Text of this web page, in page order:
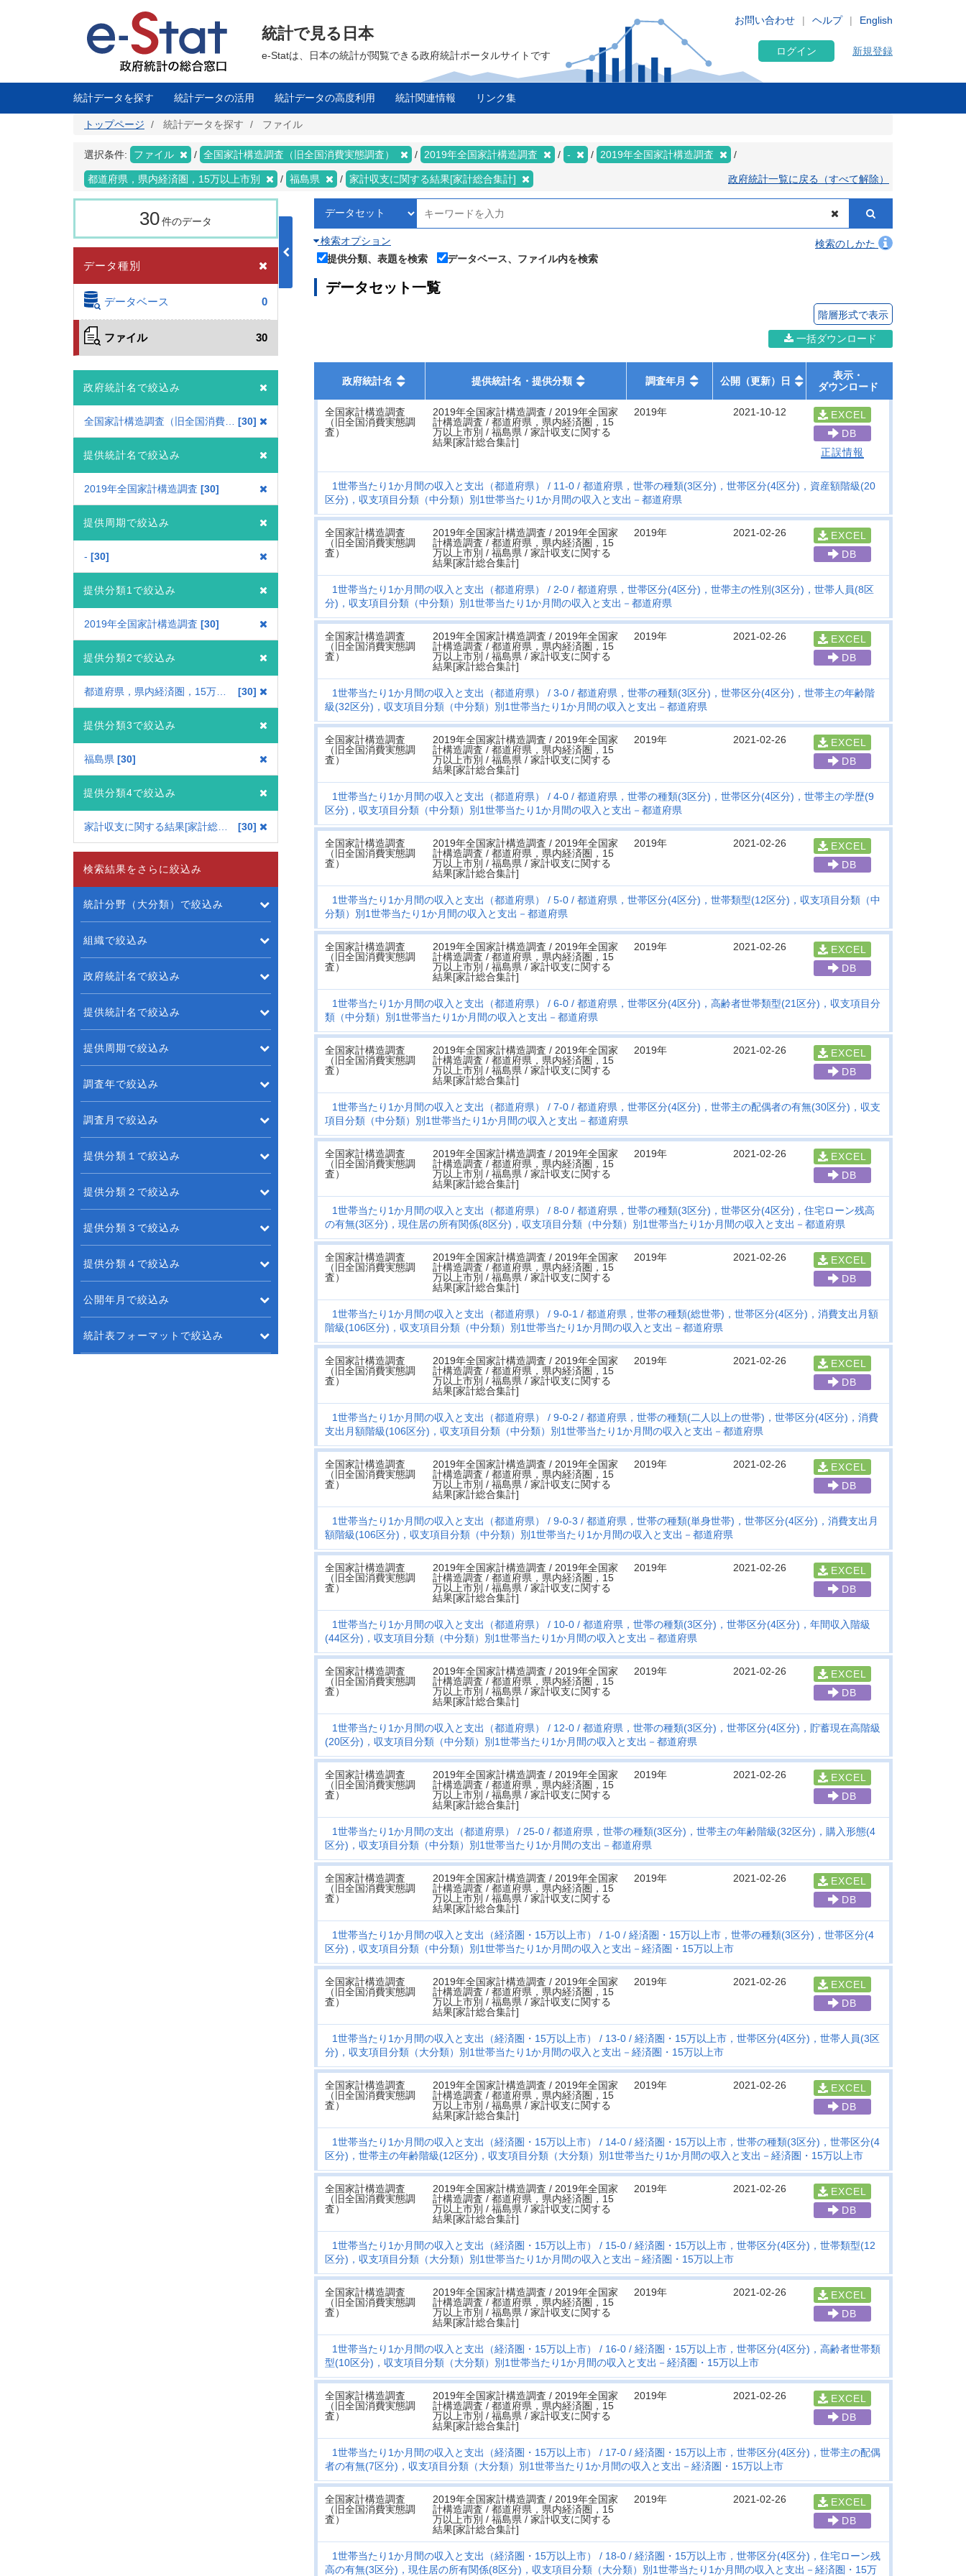
に
English
お問い合わせ ヘルプ
統計で見る日本
e-Statは、日本の統計が閲覧できる政府統計ポータルサイトです ログイン 新規登録
統計データを探す 統計データの活用 統計データの高度利用 統計関連情報 リンク集
トップページ 統計データを探す ファイル
選択条件: ファイル 全国家計構造調査（旧全国消費実態調査） 2019年全国家計構造調査 - 2019年全国家計構造調査
都道府県，県内経済圏，15万以上市別 福島県 家計収支に関する結果[家計総合集計] 政府統計一覧に戻る（すべて解除）
30件のデータ
データ種別
データベース 0
ファイル 30
政府統計名で絞込み
30
提供統計名で絞込み
2019年全国家計構造調査 30
提供周期で絞込み
- 30
提供分類1で絞込み
2019年全国家計構造調査 30
提供分類2で絞込み
30
提供分類3で絞込み
福島県 30
提供分類4で絞込み
30
検索オプション
検索のしかた
提供分類、表題を検索
データベース、ファイル内を検索
データセット一覧
階層形式で表示
一括ダウンロード
政府統計名 提供統計名・提供分類 調査年月 公開（更新）日
表示・
ダウンロード
全国家計構造調査
（旧全国消費実態調
査）
2019年全国家計構造調査 / 2019年全国家
計構造調査 / 都道府県，県内経済圏，15
万以上市別 / 福島県 / 家計収支に関する
結果[家計総合集計]
2019年 2021-10-12
EXCEL
DB
正誤情報
1世帯当たり1か月間の収入と支出（都道府県） 11-0
都道府県，世帯の種類(3区分)，世帯区分(4区分)，資産額階級(20
区分)，収支項目分類（中分類）別1世帯当たり1か月間の収入と支出－都道府県
全国家計構造調査
（旧全国消費実態調
査）
2019年全国家計構造調査 / 2019年全国家
計構造調査 / 都道府県，県内経済圏，15
万以上市別 / 福島県 / 家計収支に関する
結果[家計総合集計]
2019年 2021-02-26
EXCEL
DB
1世帯当たり1か月間の収入と支出（都道府県） 2-0
都道府県，世帯区分(4区分)，世帯主の性別(3区分)，世帯人員(8区
分)，収支項目分類（中分類）別1世帯当たり1か月間の収入と支出－都道府県
全国家計構造調査
（旧全国消費実態調
査）
2019年全国家計構造調査 / 2019年全国家
計構造調査 / 都道府県，県内経済圏，15
万以上市別 / 福島県 / 家計収支に関する
結果[家計総合集計]
2019年 2021-02-26
EXCEL
DB
1世帯当たり1か月間の収入と支出（都道府県） 3-0
都道府県，世帯の種類(3区分)，世帯区分(4区分)，世帯主の年齢階
級(32区分)，収支項目分類（中分類）別1世帯当たり1か月間の収入と支出－都道府県
全国家計構造調査
（旧全国消費実態調
査）
2019年全国家計構造調査 / 2019年全国家
計構造調査 / 都道府県，県内経済圏，15
万以上市別 / 福島県 / 家計収支に関する
結果[家計総合集計]
2019年 2021-02-26
EXCEL
DB
1世帯当たり1か月間の収入と支出（都道府県） 4-0
都道府県，世帯の種類(3区分)，世帯区分(4区分)，世帯主の学歴(9
区分)，収支項目分類（中分類）別1世帯当たり1か月間の収入と支出－都道府県
全国家計構造調査
（旧全国消費実態調
査）
2019年全国家計構造調査 / 2019年全国家
計構造調査 / 都道府県，県内経済圏，15
万以上市別 / 福島県 / 家計収支に関する
結果[家計総合集計]
2019年 2021-02-26
EXCEL
DB
1世帯当たり1か月間の収入と支出（都道府県） 5-0
都道府県，世帯区分(4区分)，世帯類型(12区分)，収支項目分類（中
分類）別1世帯当たり1か月間の収入と支出－都道府県
全国家計構造調査
（旧全国消費実態調
査）
2019年全国家計構造調査 / 2019年全国家
計構造調査 / 都道府県，県内経済圏，15
万以上市別 / 福島県 / 家計収支に関する
結果[家計総合集計]
2019年 2021-02-26
EXCEL
DB
1世帯当たり1か月間の収入と支出（都道府県） 6-0
都道府県，世帯区分(4区分)，高齢者世帯類型(21区分)，収支項目分
類（中分類）別1世帯当たり1か月間の収入と支出－都道府県
全国家計構造調査
（旧全国消費実態調
査）
2019年全国家計構造調査 / 2019年全国家
計構造調査 / 都道府県，県内経済圏，15
万以上市別 / 福島県 / 家計収支に関する
結果[家計総合集計]
2019年 2021-02-26
EXCEL
DB
1世帯当たり1か月間の収入と支出（都道府県） 7-0
都道府県，世帯区分(4区分)，世帯主の配偶者の有無(30区分)，収支
項目分類（中分類）別1世帯当たり1か月間の収入と支出－都道府県
全国家計構造調査
（旧全国消費実態調
査）
2019年全国家計構造調査 / 2019年全国家
計構造調査 / 都道府県，県内経済圏，15
万以上市別 / 福島県 / 家計収支に関する
結果[家計総合集計]
2019年 2021-02-26
EXCEL
DB
1世帯当たり1か月間の収入と支出（都道府県） 8-0
都道府県，世帯の種類(3区分)，世帯区分(4区分)，住宅ローン残高
の有無(3区分)，現住居の所有関係(8区分)，収支項目分類（中分類）別1世帯当たり1か月間の収入と支出－都道府県
全国家計構造調査
（旧全国消費実態調
査）
2019年全国家計構造調査 / 2019年全国家
計構造調査 / 都道府県，県内経済圏，15
万以上市別 / 福島県 / 家計収支に関する
結果[家計総合集計]
2019年 2021-02-26
EXCEL
DB
1世帯当たり1か月間の収入と支出（都道府県） 9-0-1
都道府県，世帯の種類(総世帯)，世帯区分(4区分)，消費支出月額
階級(106区分)，収支項目分類（中分類）別1世帯当たり1か月間の収入と支出－都道府県
全国家計構造調査
（旧全国消費実態調
査）
2019年全国家計構造調査 / 2019年全国家
計構造調査 / 都道府県，県内経済圏，15
万以上市別 / 福島県 / 家計収支に関する
結果[家計総合集計]
2019年 2021-02-26
EXCEL
DB
1世帯当たり1か月間の収入と支出（都道府県） 9-0-2
都道府県，世帯の種類(二人以上の世帯)，世帯区分(4区分)，消費
支出月額階級(106区分)，収支項目分類（中分類）別1世帯当たり1か月間の収入と支出－都道府県
全国家計構造調査
（旧全国消費実態調
査）
2019年全国家計構造調査 / 2019年全国家
計構造調査 / 都道府県，県内経済圏，15
万以上市別 / 福島県 / 家計収支に関する
結果[家計総合集計]
2019年 2021-02-26
EXCEL
DB
1世帯当たり1か月間の収入と支出（都道府県） 9-0-3
都道府県，世帯の種類(単身世帯)，世帯区分(4区分)，消費支出月
額階級(106区分)，収支項目分類（中分類）別1世帯当たり1か月間の収入と支出－都道府県
全国家計構造調査
（旧全国消費実態調
査）
2019年全国家計構造調査 / 2019年全国家
計構造調査 / 都道府県，県内経済圏，15
万以上市別 / 福島県 / 家計収支に関する
結果[家計総合集計]
2019年 2021-02-26
EXCEL
DB
1世帯当たり1か月間の収入と支出（都道府県） 10-0
都道府県，世帯の種類(3区分)，世帯区分(4区分)，年間収入階級
(44区分)，収支項目分類（中分類）別1世帯当たり1か月間の収入と支出－都道府県
全国家計構造調査
（旧全国消費実態調
査）
2019年全国家計構造調査 / 2019年全国家
計構造調査 / 都道府県，県内経済圏，15
万以上市別 / 福島県 / 家計収支に関する
結果[家計総合集計]
2019年 2021-02-26
EXCEL
DB
1世帯当たり1か月間の収入と支出（都道府県） 12-0
都道府県，世帯の種類(3区分)，世帯区分(4区分)，貯蓄現在高階級
(20区分)，収支項目分類（中分類）別1世帯当たり1か月間の収入と支出－都道府県
全国家計構造調査
（旧全国消費実態調
査）
2019年全国家計構造調査 / 2019年全国家
計構造調査 / 都道府県，県内経済圏，15
万以上市別 / 福島県 / 家計収支に関する
結果[家計総合集計]
2019年 2021-02-26
EXCEL
DB
1世帯当たり1か月間の支出（都道府県） 25-0
都道府県，世帯の種類(3区分)，世帯主の年齢階級(32区分)，購入形態(4
区分)，収支項目分類（中分類）別1世帯当たり1か月間の支出－都道府県
全国家計構造調査
（旧全国消費実態調
査）
2019年全国家計構造調査 / 2019年全国家
計構造調査 / 都道府県，県内経済圏，15
万以上市別 / 福島県 / 家計収支に関する
結果[家計総合集計]
2019年 2021-02-26
EXCEL
DB
1世帯当たり1か月間の収入と支出（経済圏・15万以上市） 1-0
経済圏・15万以上市，世帯の種類(3区分)，世帯区分(4
区分)，収支項目分類（中分類）別1世帯当たり1か月間の収入と支出－経済圏・15万以上市
全国家計構造調査
（旧全国消費実態調
査）
2019年全国家計構造調査 / 2019年全国家
計構造調査 / 都道府県，県内経済圏，15
万以上市別 / 福島県 / 家計収支に関する
結果[家計総合集計]
2019年 2021-02-26
EXCEL
DB
1世帯当たり1か月間の収入と支出（経済圏・15万以上市） 13-0
経済圏・15万以上市，世帯区分(4区分)，世帯人員(3区
分)，収支項目分類（大分類）別1世帯当たり1か月間の収入と支出－経済圏・15万以上市
全国家計構造調査
（旧全国消費実態調
査）
2019年全国家計構造調査 / 2019年全国家
計構造調査 / 都道府県，県内経済圏，15
万以上市別 / 福島県 / 家計収支に関する
結果[家計総合集計]
2019年 2021-02-26
EXCEL
DB
1世帯当たり1か月間の収入と支出（経済圏・15万以上市） 14-0
経済圏・15万以上市，世帯の種類(3区分)，世帯区分(4
区分)，世帯主の年齢階級(12区分)，収支項目分類（大分類）別1世帯当たり1か月間の収入と支出－経済圏・15万以上市
全国家計構造調査
（旧全国消費実態調
査）
2019年全国家計構造調査 / 2019年全国家
計構造調査 / 都道府県，県内経済圏，15
万以上市別 / 福島県 / 家計収支に関する
結果[家計総合集計]
2019年 2021-02-26
EXCEL
DB
1世帯当たり1か月間の収入と支出（経済圏・15万以上市） 15-0
経済圏・15万以上市，世帯区分(4区分)，世帯類型(12
区分)，収支項目分類（大分類）別1世帯当たり1か月間の収入と支出－経済圏・15万以上市
全国家計構造調査
（旧全国消費実態調
査）
2019年全国家計構造調査 / 2019年全国家
計構造調査 / 都道府県，県内経済圏，15
万以上市別 / 福島県 / 家計収支に関する
結果[家計総合集計]
2019年 2021-02-26
EXCEL
DB
1世帯当たり1か月間の収入と支出（経済圏・15万以上市） 16-0
経済圏・15万以上市，世帯区分(4区分)，高齢者世帯類
型(10区分)，収支項目分類（大分類）別1世帯当たり1か月間の収入と支出－経済圏・15万以上市
全国家計構造調査
（旧全国消費実態調
査）
2019年全国家計構造調査 / 2019年全国家
計構造調査 / 都道府県，県内経済圏，15
万以上市別 / 福島県 / 家計収支に関する
結果[家計総合集計]
2019年 2021-02-26
EXCEL
DB
1世帯当たり1か月間の収入と支出（経済圏・15万以上市） 17-0
経済圏・15万以上市，世帯区分(4区分)，世帯主の配偶
者の有無(7区分)，収支項目分類（大分類）別1世帯当たり1か月間の収入と支出－経済圏・15万以上市
全国家計構造調査
（旧全国消費実態調
査）
2019年全国家計構造調査 / 2019年全国家
計構造調査 / 都道府県，県内経済圏，15
万以上市別 / 福島県 / 家計収支に関する
結果[家計総合集計]
2019年 2021-02-26
EXCEL
DB
1世帯当たり1か月間の収入と支出（経済圏・15万以上市） 18-0
経済圏・15万以上市，世帯区分(4区分)，住宅ローン残
高の有無(3区分)，現住居の所有関係(8区分)，収支項目分類（大分類）別1世帯当たり1か月間の収入と支出－経済圏・15万
検索結果をさらに絞込み
統計分野（大分類）で絞込み
組織で絞込み
政府統計名で絞込み
提供統計名で絞込み
提供周期で絞込み
調査年で絞込み
調査月で絞込み
提供分類１で絞込み
提供分類２で絞込み
提供分類３で絞込み
提供分類４で絞込み
公開年月で絞込み
統計表フォーマットで絞込み